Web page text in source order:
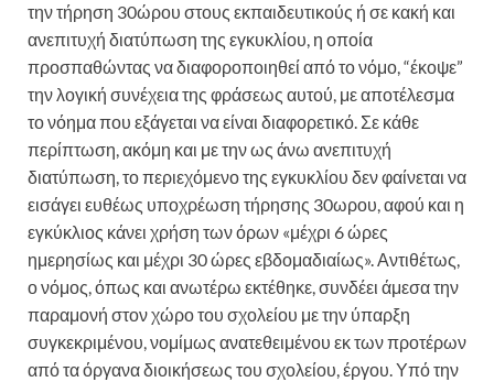
την τήρηση 30ώρου στους εκπαιδευτικούς ή σε κακή και
ανεπιτυχή διατύπωση της εγκυκλίου, η οποία
προσπαθώντας να διαφοροποιηθεί από το νόμο, “έκοψε”
την λογική συνέχεια της φράσεως αυτού, με αποτέλεσμα
το νόημα που εξάγεται να είναι διαφορετικό. Σε κάθε
περίπτωση, ακόμη και με την ως άνω ανεπιτυχή
διατύπωση, το περιεχόμενο της εγκυκλίου δεν φαίνεται να
εισάγει ευθέως υποχρέωση τήρησης 30ωρου, αφού και η
εγκύκλιος κάνει χρήση των όρων «μέχρι 6 ώρες
ημερησίως και μέχρι 30 ώρες εβδομαδιαίως». Αντιθέτως,
ο νόμος, όπως και ανωτέρω εκτέθηκε, συνδέει άμεσα την
παραμονή στον χώρο του σχολείου με την ύπαρξη
συγκεκριμένου, νομίμως ανατεθειμένου εκ των προτέρων
από τα όργανα διοικήσεως του σχολείου, έργου. Υπό την